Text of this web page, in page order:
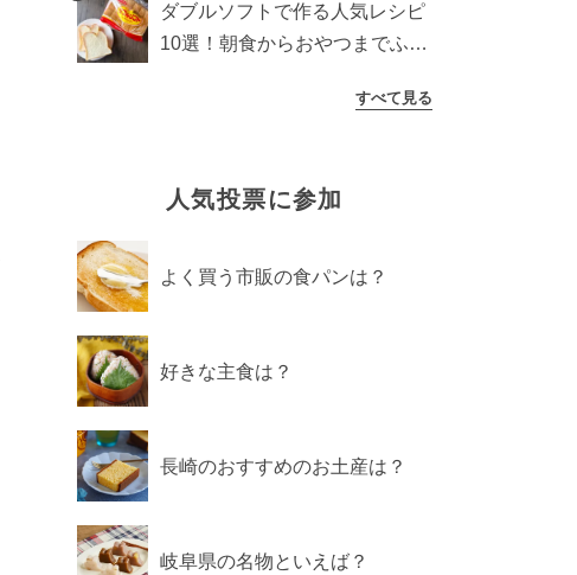
ダブルソフトで作る人気レシピ
10選！朝食からおやつまでふん
すべて見る
人気投票に参加
よく買う市販の食パンは？
好きな主食は？
長崎のおすすめのお土産は？
岐阜県の名物といえば？